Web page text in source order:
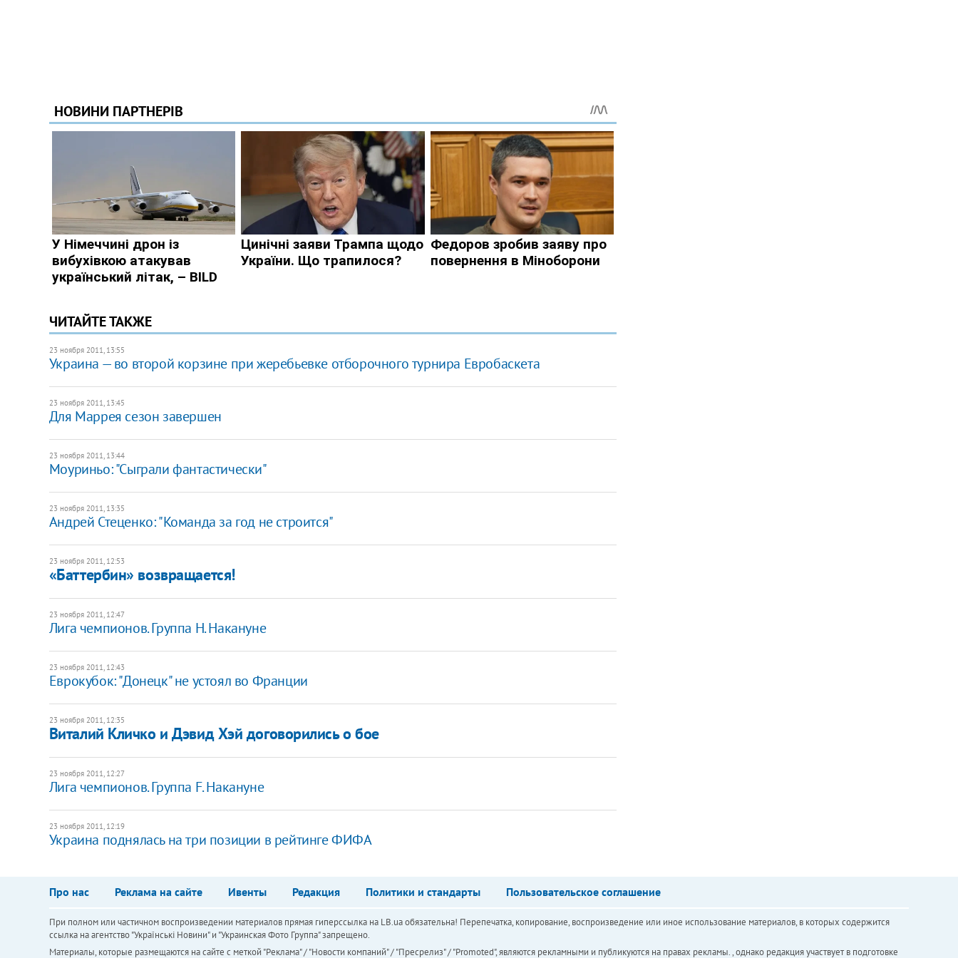
ЧИТАЙТЕ ТАКЖЕ
23 ноября 2011, 13:55
Украина — во второй корзине при жеребьевке отборочного турнира Евробаскета
23 ноября 2011, 13:45
Для Маррея сезон завершен
23 ноября 2011, 13:44
Моуриньо: "Сыграли фантастически"
23 ноября 2011, 13:35
Андрей Стеценко: "Команда за год не строится"
23 ноября 2011, 12:53
«Баттербин» возвращается!
23 ноября 2011, 12:47
Лига чемпионов. Группа Н. Накануне
23 ноября 2011, 12:43
Еврокубок: "Донецк" не устоял во Франции
23 ноября 2011, 12:35
Виталий Кличко и Дэвид Хэй договорились о бое
23 ноября 2011, 12:27
Лига чемпионов. Группа F. Накануне
23 ноября 2011, 12:19
Украина поднялась на три позиции в рейтинге ФИФА
Про нас Реклама на сайте Ивенты Редакция Политики и стандарты Пользовательское соглашение
При полном или частичном воспроизведении материалов прямая гиперссылка на LB.ua обязательна! Перепечатка, копирование, воспроизведение или иное использование материалов, в которых содержится
ссылка на агентство "Українськi Новини" и "Украинская Фото Группа" запрещено.
Материалы, которые размещаются на сайте с меткой "Реклама" / "Новости компаний" / "Пресрелиз" / "Promoted", являются рекламными и публикуются на правах рекламы. , однако редакция участвует в подготовке